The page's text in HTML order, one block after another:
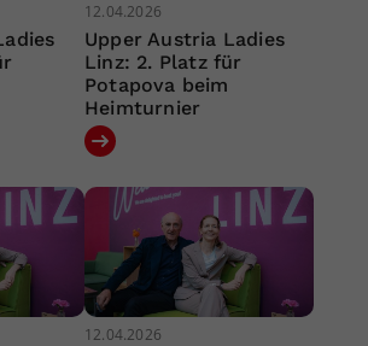
12.04.2026
Upper Austria Ladies
Linz: 2. Platz für
Potapova beim
Heimturnier
12.04.2026